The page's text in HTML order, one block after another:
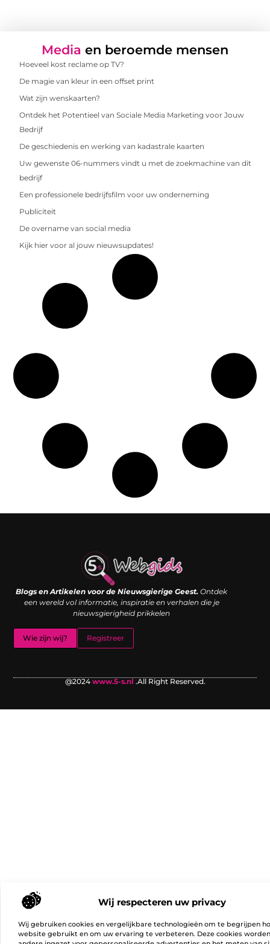
Wij respecteren uw privacy
Wij gebruiken cookies en vergelijkbare technologieën om te begrijpen
website gebruikt en om uw ervaring te verbeteren. Deze cookies
Media en beroemde mensen
Hoeveel kost reclame op TV?
De magie van kleur in een offset print
Wat zijn wenskaarten?
Ontdek het Potentieel van Sociale Media Marketing voor Jouw
Bedrijf
De geschiedenis en werking van kadastrale kaarten
Uw gewenste 06-nummers vindt u met de zoekmachine van dit
bedrijf
Een professionele bedrijfsfilm voor uw onderneming
Publiciteit
De overname van social media
Kijk hier voor al jouw nieuwsupdates!
Blogs en Artikelen voor de Nieuwsgierige Geest. Ontdek
een wereld vol informatie, inspiratie en verhalen die je
nieuwsgierigheid prikkelen
Wie zijn wij? Registreer
@2024 www.5-s.nl .All Right Reserved.